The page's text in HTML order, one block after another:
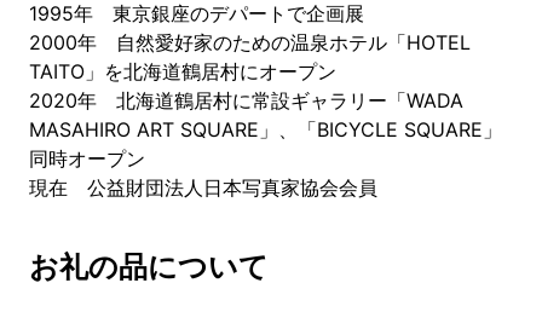
1995年 東京銀座のデパートで企画展
2000年 自然愛好家のための温泉ホテル「HOTEL
TAITO」を北海道鶴居村にオープン
2020年 北海道鶴居村に常設ギャラリー「WADA
MASAHIRO ART SQUARE」、「BICYCLE SQUARE」
同時オープン
現在 公益財団法人日本写真家協会会員
お礼の品について